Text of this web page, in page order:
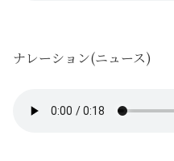
ナレーション(ニュース)